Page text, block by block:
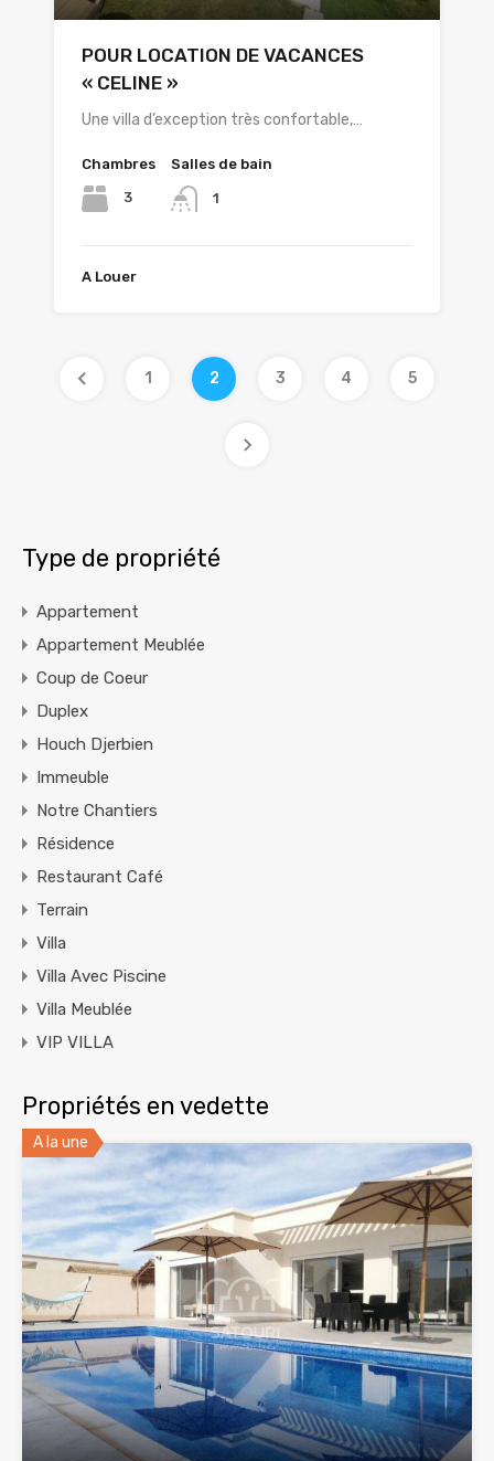
POUR LOCATION DE VACANCES
« CELINE »
Une villa d’exception très confortable,…
Chambres
3
Salles de bain
1
A Louer
1 2 3 4 5
Type de propriété
Appartement
Appartement Meublée
Coup de Coeur
Duplex
Houch Djerbien
Immeuble
Notre Chantiers
Résidence
Restaurant Café
Terrain
Villa
Villa Avec Piscine
Villa Meublée
VIP VILLA
Propriétés en vedette
A la une